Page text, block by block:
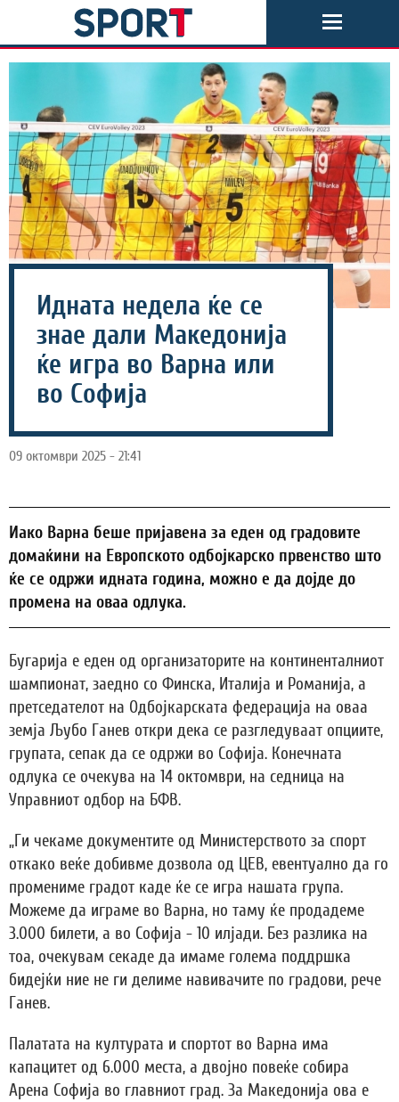
Идната недела ќе се
знае дали Македонија
ќе игра во Варна или
во Софија
09 октомври 2025 - 21:41
Иако Варна беше пријавена за еден од градовите
домаќини на Европското одбојкарско првенство што
ќе се одржи идната година, можно е да дојде до
промена на оваа одлука.
Бугарија е еден од организаторите на континенталниот
шампионат, заедно со Финска, Италија и Романија, а
претседателот на Одбојкарската федерација на оваа
земја Љубо Ганев откри дека се разгледуваат опциите,
групата, сепак да се одржи во Софија. Конечната
одлука се очекува на 14 октомври, на седница на
Управниот одбор на БФВ.
„Ги чекаме документите од Министерството за спорт
откако веќе добивме дозвола од ЦЕВ, евентуално да го
промениме градот каде ќе се игра нашата група.
Можеме да играме во Варна, но таму ќе продадеме
3.000 билети, а во Софија - 10 илјади. Без разлика на
тоа, очекувам секаде да имаме голема поддршка
бидејќи ние не ги делиме навивачите по градови, рече
Ганев.
Палатата на културата и спортот во Варна има
капацитет од 6.000 места, а двојно повеќе собира
Арена Софија во главниот град. За Македонија ова е